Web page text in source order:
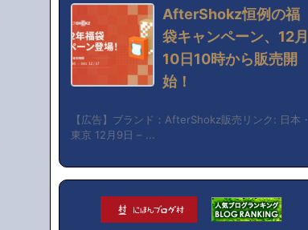
AfterShokz恒例の福
袋キャンペーン、12月
10日10時から販売開
始！
【広告】ブランド：AfterShokz販売リンク: 日本・
東京 12月9日 – ...